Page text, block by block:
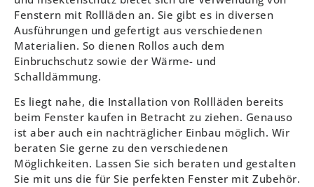
Fenstern mit Rollläden an. Sie gibt es in diversen
Ausführungen und gefertigt aus verschiedenen
Materialien. So dienen Rollos auch dem
Einbruchschutz sowie der Wärme- und
Schalldämmung.
Es liegt nahe, die Installation von Rollläden bereits
beim Fenster kaufen in Betracht zu ziehen. Genauso
ist aber auch ein nachträglicher Einbau möglich. Wir
beraten Sie gerne zu den verschiedenen
Möglichkeiten. Lassen Sie sich beraten und gestalten
Sie mit uns die für Sie perfekten Fenster mit Zubehör.